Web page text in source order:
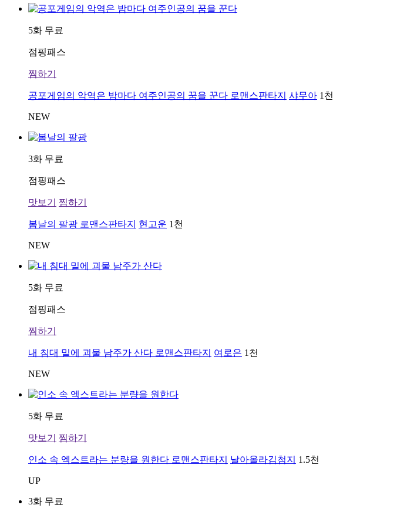
5화 무료
점핑패스
찜하기
공포게임의 악역은 밤마다 여주인공의 꿈을 꾼다 로맨스판타지 샤무아 1천
NEW
3화 무료
점핑패스
맛보기 찜하기
봄날의 팔광 로맨스판타지 현고운 1천
NEW
5화 무료
점핑패스
찜하기
내 침대 밑에 괴물 남주가 산다 로맨스판타지 여로은 1천
NEW
5화 무료
맛보기 찜하기
인소 속 엑스트라는 분량을 원한다 로맨스판타지 날아올라김첨지 1.5천
UP
3화 무료